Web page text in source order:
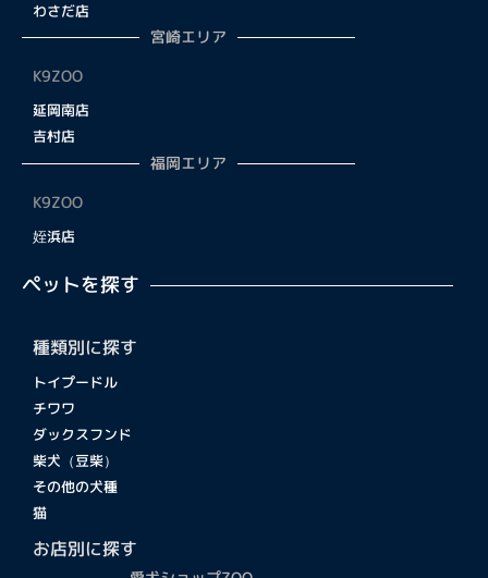
わさだ店
宮崎エリア
K9ZOO
延岡南店
吉村店
福岡エリア
K9ZOO
姪浜店
ペットを探す
種類別に探す
トイプードル
チワワ
ダックスフンド
柴犬（豆柴）
その他の犬種
猫
お店別に探す